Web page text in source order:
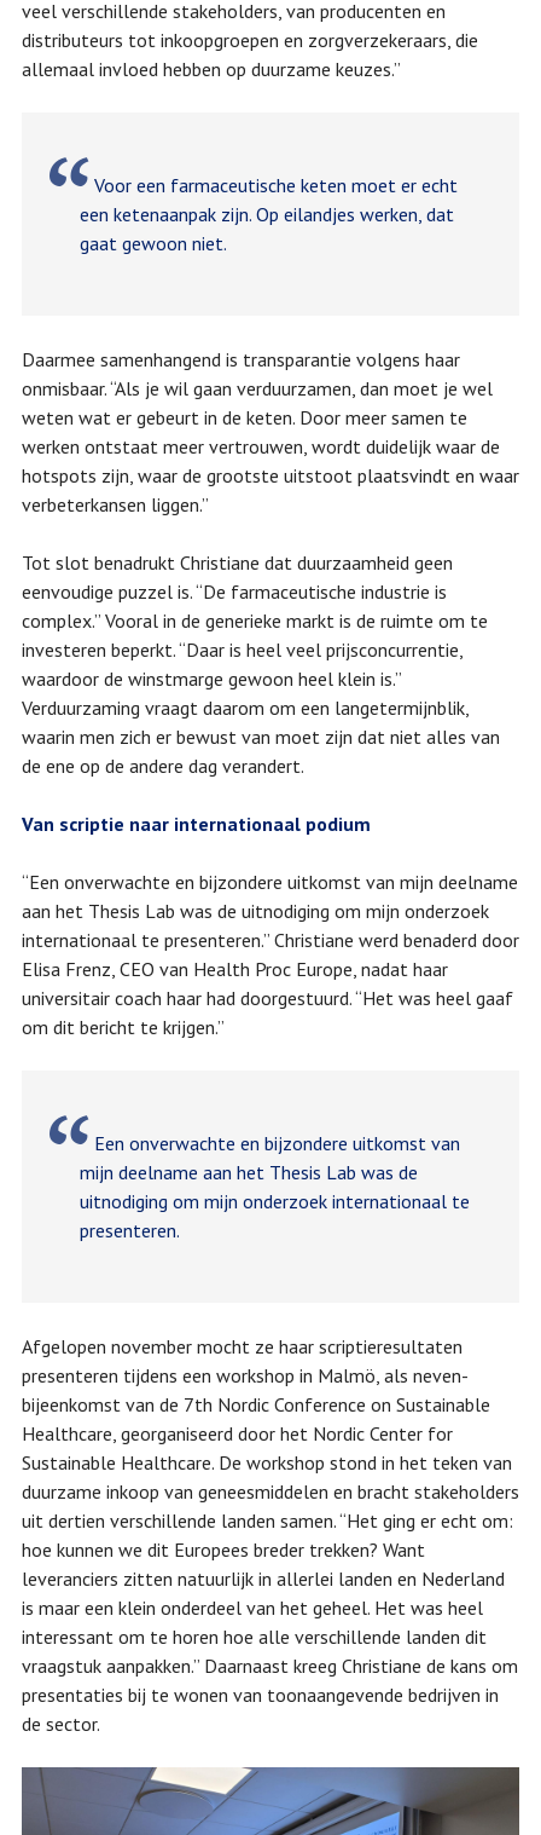
veel verschillende stakeholders, van producenten en
distributeurs tot inkoopgroepen en zorgverzekeraars, die
allemaal invloed hebben op duurzame keuzes.”
Voor een farmaceutische keten moet er echt
een ketenaanpak zijn. Op eilandjes werken, dat
gaat gewoon niet.
Daarmee samenhangend is transparantie volgens haar
onmisbaar. “Als je wil gaan verduurzamen, dan moet je wel
weten wat er gebeurt in de keten. Door meer samen te
werken ontstaat meer vertrouwen, wordt duidelijk waar de
hotspots zijn, waar de grootste uitstoot plaatsvindt en waar
verbeterkansen liggen.”
Tot slot benadrukt Christiane dat duurzaamheid geen
eenvoudige puzzel is. “De farmaceutische industrie is
complex.” Vooral in de generieke markt is de ruimte om te
investeren beperkt. “Daar is heel veel prijsconcurrentie,
waardoor de winstmarge gewoon heel klein is.”
Verduurzaming vraagt daarom om een langetermijnblik,
waarin men zich er bewust van moet zijn dat niet alles van
de ene op de andere dag verandert.
Van scriptie naar internationaal podium
“Een onverwachte en bijzondere uitkomst van mijn deelname
aan het Thesis Lab was de uitnodiging om mijn onderzoek
internationaal te presenteren.” Christiane werd benaderd door
Elisa Frenz, CEO van Health Proc Europe, nadat haar
universitair coach haar had doorgestuurd. “Het was heel gaaf
om dit bericht te krijgen.”
Een onverwachte en bijzondere uitkomst van
mijn deelname aan het Thesis Lab was de
uitnodiging om mijn onderzoek internationaal te
presenteren.
Afgelopen november mocht ze haar scriptieresultaten
presenteren tijdens een workshop in Malmö, als neven-
bijeenkomst van de 7th Nordic Conference on Sustainable
Healthcare, georganiseerd door het Nordic Center for
Sustainable Healthcare. De workshop stond in het teken van
duurzame inkoop van geneesmiddelen en bracht stakeholders
uit dertien verschillende landen samen. “Het ging er echt om:
hoe kunnen we dit Europees breder trekken? Want
leveranciers zitten natuurlijk in allerlei landen en Nederland
is maar een klein onderdeel van het geheel. Het was heel
interessant om te horen hoe alle verschillende landen dit
vraagstuk aanpakken.” Daarnaast kreeg Christiane de kans om
presentaties bij te wonen van toonaangevende bedrijven in
de sector.